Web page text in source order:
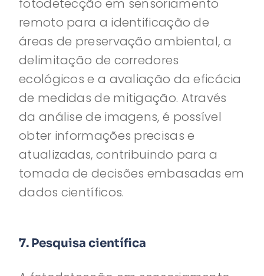
fotodetecção em sensoriamento
remoto para a identificação de
áreas de preservação ambiental, a
delimitação de corredores
ecológicos e a avaliação da eficácia
de medidas de mitigação. Através
da análise de imagens, é possível
obter informações precisas e
atualizadas, contribuindo para a
tomada de decisões embasadas em
dados científicos.
7. Pesquisa científica